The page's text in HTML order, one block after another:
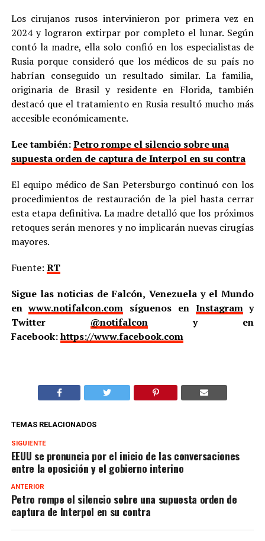
Los cirujanos rusos intervinieron por primera vez en
2024 y lograron extirpar por completo el lunar. Según
contó la madre, ella solo confió en los especialistas de
Rusia porque consideró que los médicos de su país no
habrían conseguido un resultado similar. La familia,
originaria de Brasil y residente en Florida, también
destacó que el tratamiento en Rusia resultó mucho más
accesible económicamente.
Lee también:Petro rompe el silencio sobre una
supuesta orden de captura de Interpol en su contra
El equipo médico de San Petersburgo continuó con los
procedimientos de restauración de la piel hasta cerrar
esta etapa definitiva. La madre detalló que los próximos
retoques serán menores y no implicarán nuevas cirugías
mayores.
Fuente: RT
Sigue las noticias de Falcón, Venezuela y el Mundo
enwww.notifalcon.com síguenos en Instagramy
Twitter @notifalcony en
Facebook:https://www.facebook.com
TEMAS RELACIONADOS
SIGUIENTE
EEUU se pronuncia por el inicio de las conversaciones
entre la oposición y el gobierno interino
ANTERIOR
Petro rompe el silencio sobre una supuesta orden de
captura de Interpol en su contra